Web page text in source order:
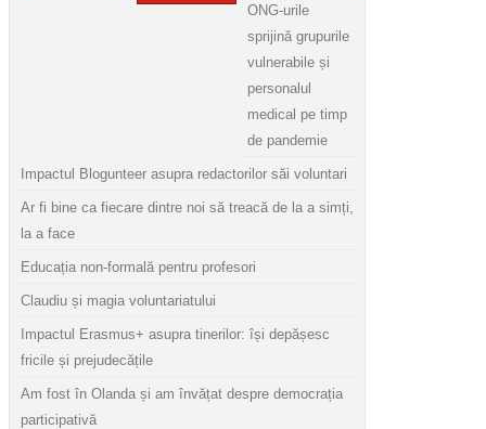
ONG-urile
sprijină grupurile
vulnerabile și
personalul
medical pe timp
de pandemie
Impactul Blogunteer asupra redactorilor săi voluntari
Ar fi bine ca fiecare dintre noi să treacă de la a simți,
la a face
Educația non-formală pentru profesori
Claudiu și magia voluntariatului
Impactul Erasmus+ asupra tinerilor: își depășesc
fricile și prejudecățile
Am fost în Olanda și am învățat despre democrația
participativă